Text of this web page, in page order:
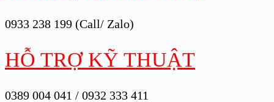
0933 238 199 (Call/ Zalo)
HỖ TRỢ KỸ THUẬT
0389 004 041 / 0932 333 411